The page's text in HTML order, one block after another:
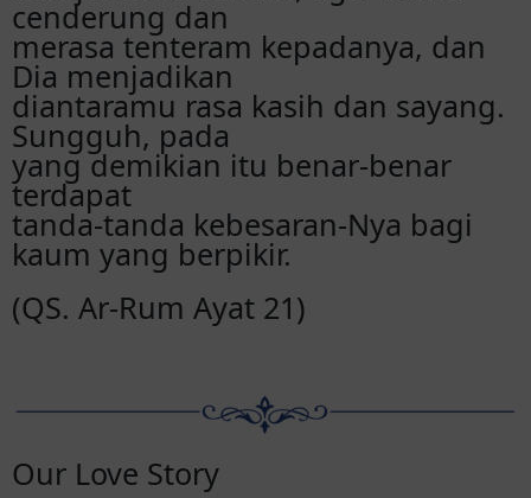
cenderung dan
merasa tenteram kepadanya, dan
Dia menjadikan
diantaramu rasa kasih dan sayang.
Sungguh, pada
yang demikian itu benar-benar
terdapat
tanda-tanda kebesaran-Nya bagi
kaum yang berpikir.
(QS. Ar-Rum Ayat 21)
Our Love Story